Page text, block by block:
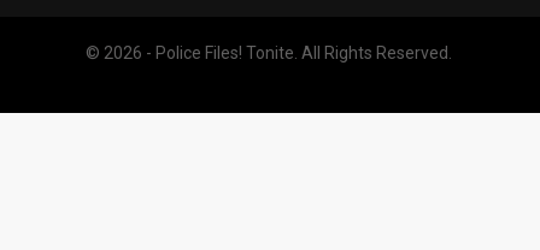
© 2026 - Police Files! Tonite. All Rights Reserved.